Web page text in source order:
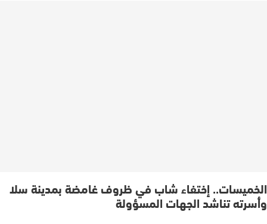
الخميسات.. إختفاء شاب في ظروف غامضة بمدينة سلا
وأسرته تناشد الجهات المسؤولة